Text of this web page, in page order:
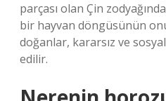
parçası olan Çin
bir hayvan döngüsünün
doğanlar, kararsız ve
edilir.